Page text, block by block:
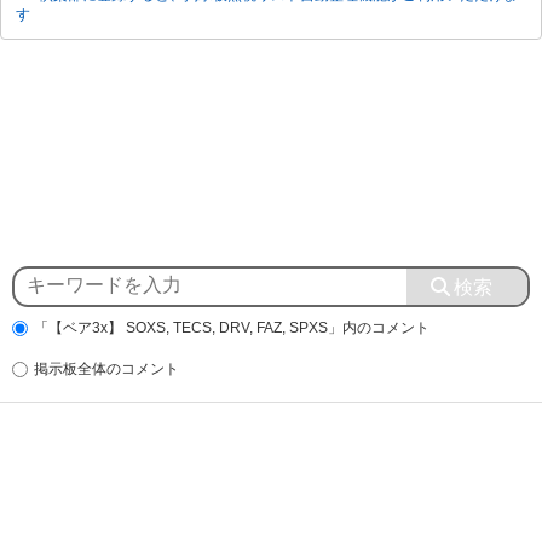
す
「【ベア3x】 SOXS, TECS, DRV, FAZ, SPXS」内のコメント
掲示板全体のコメント